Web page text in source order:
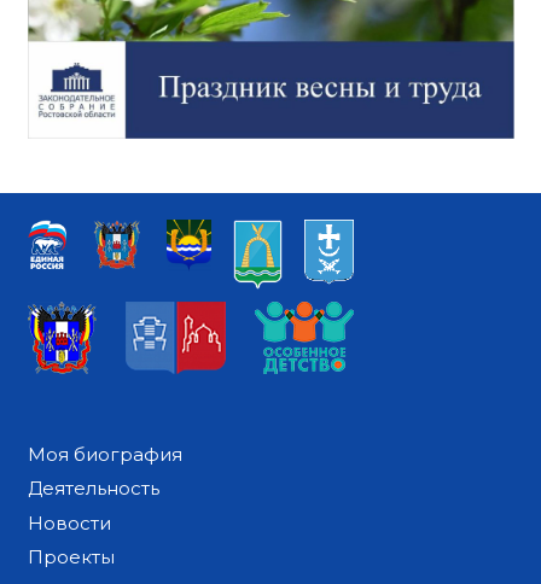
Моя биография
Деятельность
Новости
Проекты